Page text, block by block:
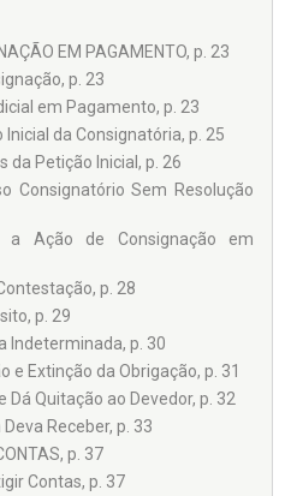
Ação de Exigir Contas; Ações
de Terras Particulares;
de Sociedade; Inventário e
Ação de Embargos
Habilitação nos Autos; Ações
de Penhor Legal;
Restauração de Autos;
Judicial; Divórcio, Separação,
de Regime de Bens no
e Codicilos; Herança Jacente;
Interdição; Organização e
e Ratificação dos Protestos
Testemunháveis Formados a
inúmeros modelos dos mais
de interesse prático para
do Direito que atuam no
o Seminário Internacional de
Brasil-Chile e 69º Curso
Política Avançada para o
EM PAGAMENTO, p. 23
p. 23
em Pagamento, p. 23
da Consignatória, p. 25
da Petição Inicial, p. 26
Consignatório Sem Resolução
a Ação de Consignação em
p. 28
p. 29
Indeterminada, p. 30
e Extinção da Obrigação, p. 31
Dá Quitação ao Devedor, p. 32
Receber, p. 33
p. 37
Contas, p. 37